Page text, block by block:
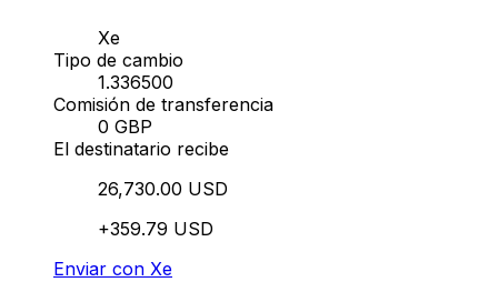
Xe
Tipo de cambio
1.336500
Comisión de transferencia
0 GBP
El destinatario recibe
26,730.00 USD
+359.79 USD
Enviar con Xe